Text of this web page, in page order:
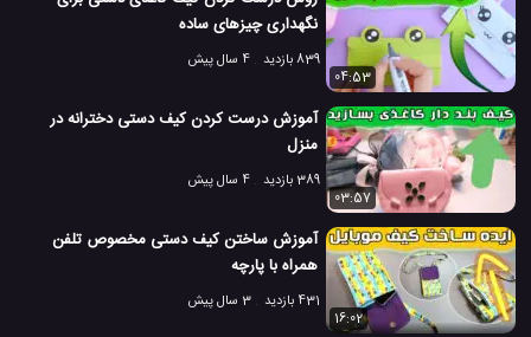
نگهداری چیزهای ساده
839 بازدید
4 سال پیش
04:53
آموزش درست کردن کیف دستی دخترانه در
منزل
389 بازدید
4 سال پیش
03:57
آموزش ساختن کیف دستی مخصوص تلفن
همراه با پارچه
431 بازدید
3 سال پیش
16:02